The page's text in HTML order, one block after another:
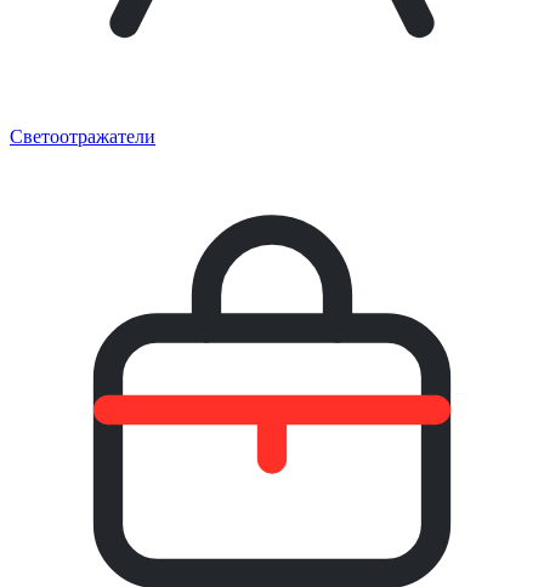
Светоотражатели